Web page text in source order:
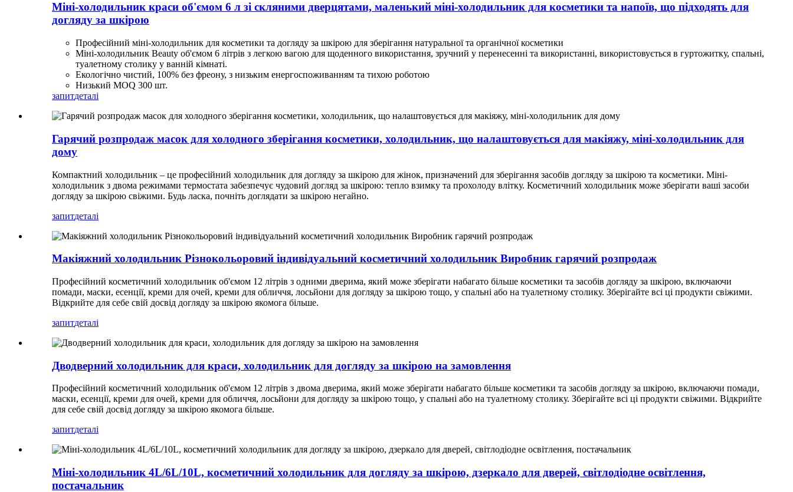
Міні-холодильник краси об'ємом 6 л зі скляними дверцятами, маленький міні-холодильник для косметики та напоїв, що підходять для
догляду за шкірою
Професійний міні-холодильник для косметики та догляду за шкірою для зберігання натуральної та органічної косметики
Міні-холодильник Beauty об'ємом 6 літрів з легкою вагою для щоденного використання, зручний у перенесенні та використанні, використовується в гуртожитку, спальні,
туалетному столику у ванній кімнаті.
Екологічно чистий, 100% без фреону, з низьким енергоспоживанням та тихою роботою
Низький MOQ 300 шт.
запитдеталі
Гарячий розпродаж масок для холодного зберігання косметики, холодильник, що налаштовується для макіяжу, міні-холодильник для
дому
Компактний холодильник – це професійний холодильник для догляду за шкірою для жінок, призначений для зберігання засобів догляду за шкірою та косметики. Міні-
холодильник з двома режимами термостата забезпечує чудовий догляд за шкірою: тепло взимку та прохолоду влітку. Косметичний холодильник може зберігати ваші засоби
догляду за шкірою свіжими. Будь ласка, почніть доглядати за шкірою негайно.
запитдеталі
Макіяжний холодильник Різнокольоровий індивідуальний косметичний холодильник Виробник гарячий розпродаж
Професійний косметичний холодильник об'ємом 12 літрів з одними дверима, який може зберігати набагато більше косметики та засобів догляду за шкірою, включаючи
помади, маски, есенції, креми для очей, креми для обличчя, лосьйони для догляду за шкірою тощо, у спальні або на туалетному столику. Зберігайте всі ці продукти свіжими.
Відкрийте для себе свій досвід догляду за шкірою якомога більше.
запитдеталі
Дводверний холодильник для краси, холодильник для догляду за шкірою на замовлення
Професійний косметичний холодильник об'ємом 12 літрів з двома дверима, який може зберігати набагато більше косметики та засобів догляду за шкірою, включаючи помади,
маски, есенції, креми для очей, креми для обличчя, лосьйони для догляду за шкірою тощо, у спальні або на туалетному столику. Зберігайте всі ці продукти свіжими. Відкрийте
для себе свій досвід догляду за шкірою якомога більше.
запитдеталі
Міні-холодильник 4L/6L/10L, косметичний холодильник для догляду за шкірою, дзеркало для дверей, світлодіодне освітлення,
постачальник